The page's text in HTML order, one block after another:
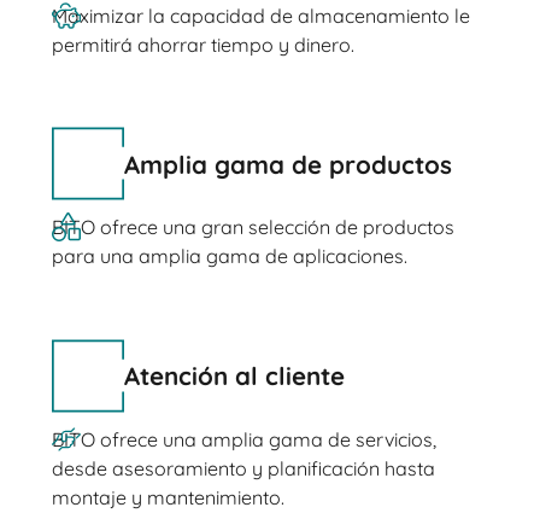
Maximizar la capacidad de almacenamiento le
permitirá ahorrar tiempo y dinero.
Amplia gama de productos
BITO ofrece una gran selección de productos
para una amplia gama de aplicaciones.
Atención al cliente
BITO ofrece una amplia gama de servicios,
desde asesoramiento y planificación hasta
montaje y mantenimiento.